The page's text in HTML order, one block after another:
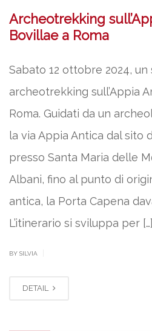
Archeotrekking
Bovillae a Roma
Sabato 12 ottobre 2024, un
archeotrekking sull’Appia
Roma. Guidati da un
la via Appia Antica dal sito
presso Santa Maria delle
Albani, fino al punto di
antica, la Porta Capena
L’itinerario si sviluppa per […]
BY SILVIA
DETAIL